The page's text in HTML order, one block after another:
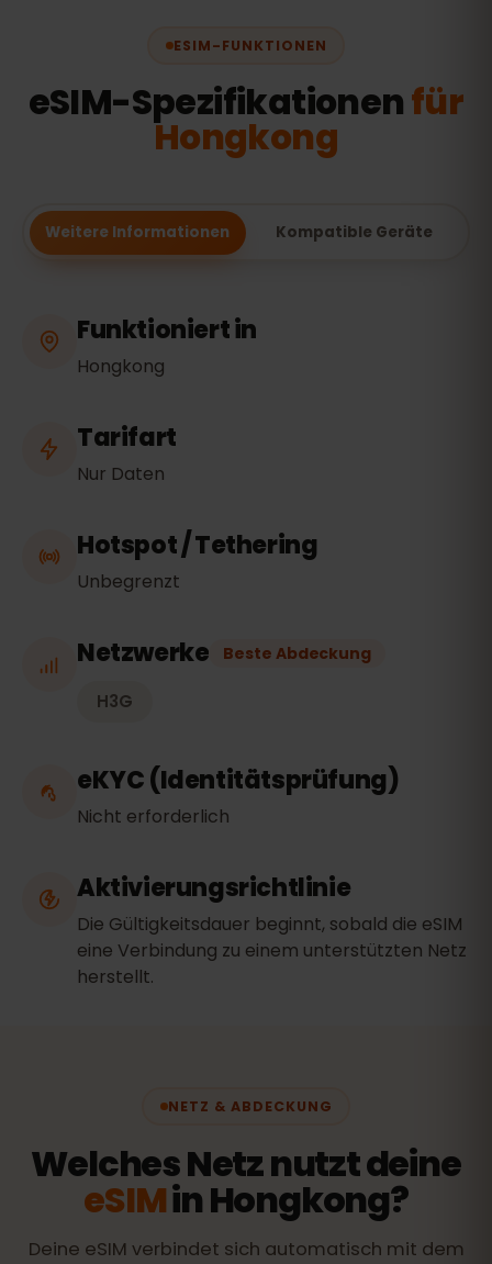
ESIM-FUNKTIONEN
eSIM-Spezifikationenfür
Hongkong
Weitere Informationen Kompatible Geräte
Funktioniert in
Hongkong
Tarifart
Nur Daten
Hotspot / Tethering
Unbegrenzt
Netzwerke Beste Abdeckung
H3G
eKYC (Identitätsprüfung)
Nicht erforderlich
Aktivierungsrichtlinie
Die Gültigkeitsdauer beginnt, sobald die eSIM
eine Verbindung zu einem unterstützten Netz
herstellt.
NETZ & ABDECKUNG
Welches Netz nutzt deine
eSIMin Hongkong?
Deine eSIM verbindet sich automatisch mit dem